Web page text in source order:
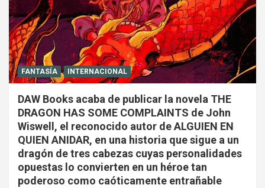
FANTASÍA INTERNACIONAL
DAW Books acaba de publicar la novela THE
DRAGON HAS SOME COMPLAINTS de John
Wiswell, el reconocido autor de ALGUIEN EN
QUIEN ANIDAR, en una historia que sigue a un
dragón de tres cabezas cuyas personalidades
opuestas lo convierten en un héroe tan
poderoso como caóticamente entrañable